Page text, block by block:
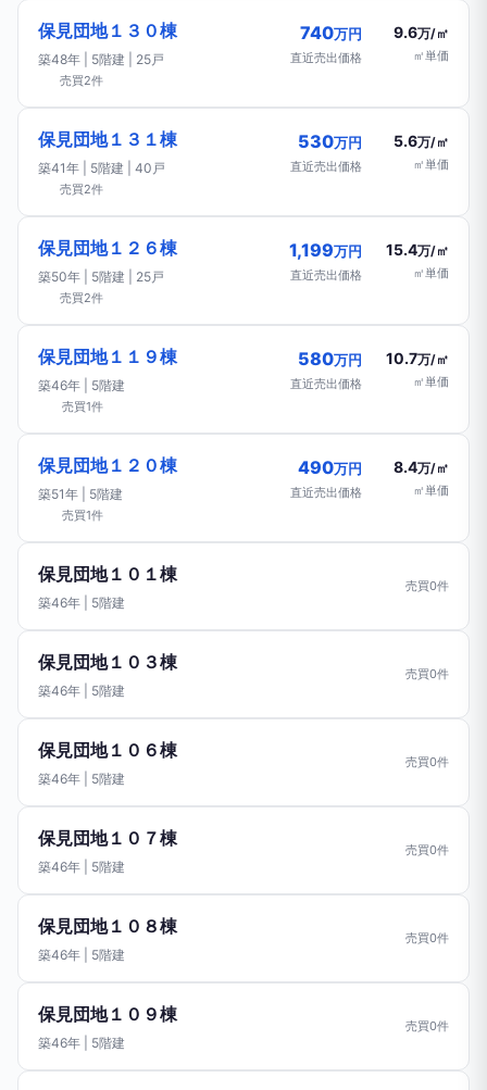
保見団地１３０棟
築48年 | 5階建 | 25戸
740万円
直近売出価格
9.6万/㎡
㎡単価
売買2件
保見団地１３１棟
築41年 | 5階建 | 40戸
530万円
直近売出価格
5.6万/㎡
㎡単価
売買2件
保見団地１２６棟
築50年 | 5階建 | 25戸
1,199万円
直近売出価格
15.4万/㎡
㎡単価
売買2件
保見団地１１９棟
築46年 | 5階建
580万円
直近売出価格
10.7万/㎡
㎡単価
売買1件
保見団地１２０棟
築51年 | 5階建
490万円
直近売出価格
8.4万/㎡
㎡単価
売買1件
保見団地１０１棟
築46年 | 5階建
売買0件
保見団地１０３棟
築46年 | 5階建
売買0件
保見団地１０６棟
築46年 | 5階建
売買0件
保見団地１０７棟
築46年 | 5階建
売買0件
保見団地１０８棟
築46年 | 5階建
売買0件
保見団地１０９棟
築46年 | 5階建
売買0件